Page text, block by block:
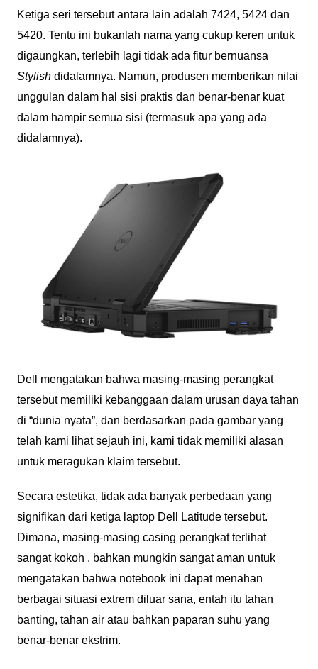
Ketiga seri tersebut antara lain adalah 7424, 5424 dan
5420. Tentu ini bukanlah nama yang cukup keren untuk
digaungkan, terlebih lagi tidak ada fitur bernuansa
Stylishdidalamnya. Namun, produsen memberikan nilai
unggulan dalam hal sisi praktis dan benar-benar kuat
dalam hampir semua sisi (termasuk apa yang ada
didalamnya).
Dell mengatakan bahwa masing-masing perangkat
tersebut memiliki kebanggaan dalam urusan daya tahan
di “dunia nyata”, dan berdasarkan pada gambar yang
telah kami lihat sejauh ini, kami tidak memiliki alasan
untuk meragukan klaim tersebut.
Secara estetika, tidak ada banyak perbedaan yang
signifikan dari ketiga laptop Dell Latitude tersebut.
Dimana, masing-masing casing perangkat terlihat
sangat kokoh , bahkan mungkin sangat aman untuk
mengatakan bahwa notebook ini dapat menahan
berbagai situasi extrem diluar sana, entah itu tahan
banting, tahan air atau bahkan paparan suhu yang
benar-benar ekstrim.